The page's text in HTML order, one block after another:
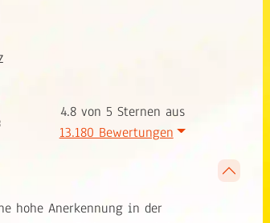
4.8 von 5 Sternen aus
13.180 Bewertungen
hohe Anerkennung in der